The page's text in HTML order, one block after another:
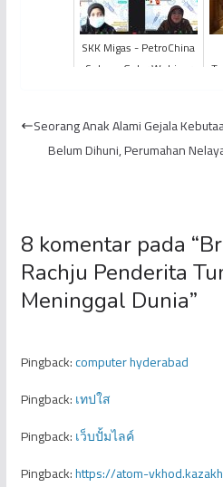
Wajib dan Ba...
SKK Migas - PetroChina
Sukses Gelar Webinar
Seorang Anak Alami Gejala
Belum Dihuni, Perumahan
8 komentar pada “
Rachju Penderita
Meninggal Dunia”
Pingback:computer hyderabad
Pingback:เทปใส
Pingback:เว็บปั้มไลค์
Pingback:https://atom-